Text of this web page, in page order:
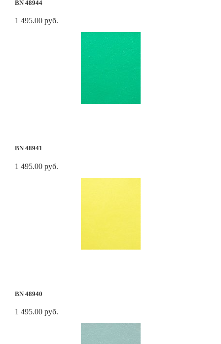
BN 48944
1 495.00 руб.
BN 48941
1 495.00 руб.
BN 48940
1 495.00 руб.